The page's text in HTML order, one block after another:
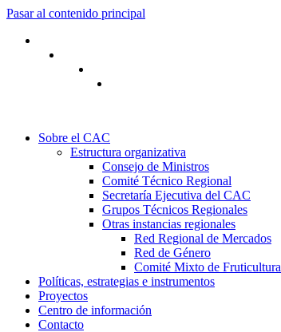
Pasar al contenido principal
Sobre el CAC
Estructura organizativa
Consejo de Ministros
Comité Técnico Regional
Secretaría Ejecutiva del CAC
Grupos Técnicos Regionales
Otras instancias regionales
Red Regional de Mercados
Red de Género
Comité Mixto de Fruticultura
Políticas, estrategias e instrumentos
Proyectos
Centro de información
Contacto